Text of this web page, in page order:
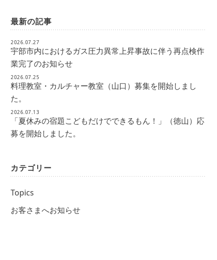
最新の記事
2026.07.27
宇部市内におけるガス圧力異常上昇事故に伴う再点検作
業完了のお知らせ
2026.07.25
料理教室・カルチャー教室（山口）募集を開始しまし
た。
2026.07.13
「夏休みの宿題こどもだけでできるもん！」（徳山）応
募を開始しました。
カテゴリー
Topics
お客さまへお知らせ